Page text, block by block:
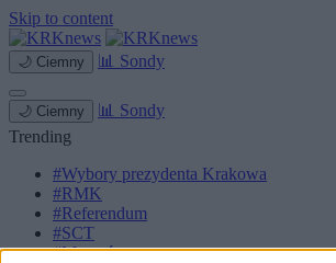
Skip to content
🌙 Ciemny 📊 Sondy
🌙 Ciemny 📊 Sondy
Trending
#Wybory prezydenta Krakowa
#RMK
#Referendum
#SCT
#Marcyś